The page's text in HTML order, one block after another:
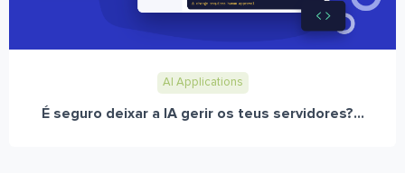
AI Applications
É seguro deixar a IA gerir os teus servidores?...